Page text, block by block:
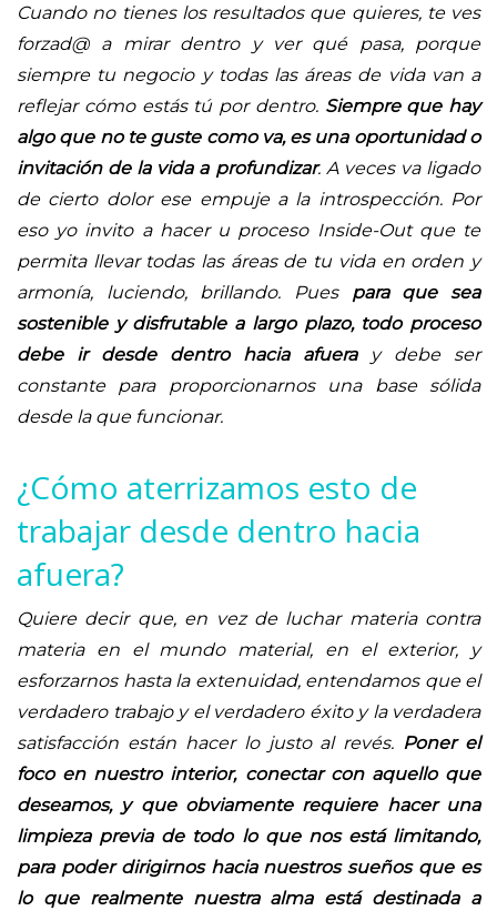
Cuando no tienes los resultados que quieres, te ves
forzad@ a mirar dentro y ver qué pasa, porque
siempre tu negocio y todas las áreas de vida van a
reflejar cómo estás tú por dentro. Siempre que hay
algo que no te guste como va, es una oportunidad o
invitación de la vida a profundizar. A veces va ligado
de cierto dolor ese empuje a la introspección. Por
eso yo invito a hacer u proceso Inside-Out que te
permita llevar todas las áreas de tu vida en orden y
armonía, luciendo, brillando. Pues para que sea
sostenible y disfrutable a largo plazo, todo proceso
debe ir desde dentro hacia afueray debe ser
constante para proporcionarnos una base sólida
desde la que funcionar.
¿Cómo aterrizamos esto de
trabajar desde dentro hacia
afuera?
Quiere decir que, en vez de luchar materia contra
materia en el mundo material, en el exterior, y
esforzarnos hasta la extenuidad, entendamos que el
verdadero trabajo y el verdadero éxito y la verdadera
satisfacción están hacer lo justo al revés. Poner el
foco en nuestro interior, conectar con aquello que
deseamos, y que obviamente requiere hacer una
limpieza previa de todo lo que nos está limitando,
para poder dirigirnos hacia nuestros sueños que es
lo que realmente nuestra alma está destinada a